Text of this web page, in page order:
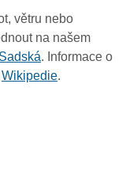
větru nebo
na našem
. Informace o
Wikipedie.